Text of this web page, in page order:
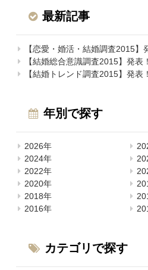
最新記事
【恋愛・婚活・結婚調査2015】
【結婚総合意識調査2015】発表！
【結婚トレンド調査2015】発表！
年別で探す
2026年
2024年
2022年
2020年
2018年
2016年
カテゴリで探す